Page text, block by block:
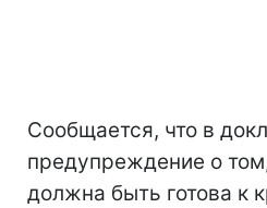
Сообщается, что в
предупреждение о
должна быть готова к